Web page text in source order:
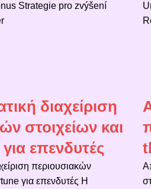
Strategie pro zvýšení
διαχείριση
στοιχείων και
επενδυτές
περιουσιακών
για επενδυτές Η